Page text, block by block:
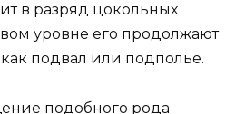
в разряд цокольных
уровне его продолжают
подвал или подполье.
подобного рода